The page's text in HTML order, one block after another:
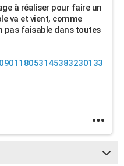
à réaliser pour faire un
va et vient, comme
pas faisable dans toutes